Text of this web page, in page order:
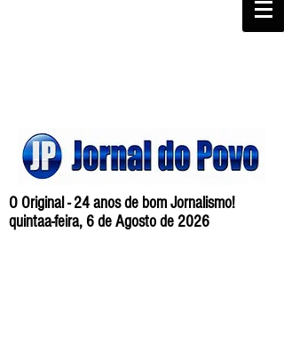
O Original - 24 anos de bom Jornalismo!
quintaa-feira, 6 de Agosto de 2026